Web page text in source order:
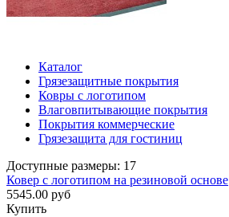
Каталог
Грязезащитные покрытия
Ковры с логотипом
Влаговпитывающие покрытия
Покрытия коммерческие
Грязезащита для гостиниц
Доступные размеры: 17
Ковер с логотипом на резиновой основе
5545.00 руб
Купить